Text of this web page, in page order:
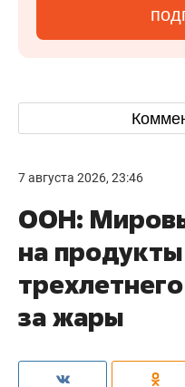
7 августа 2026, 23:46
ООН:
на
за жары